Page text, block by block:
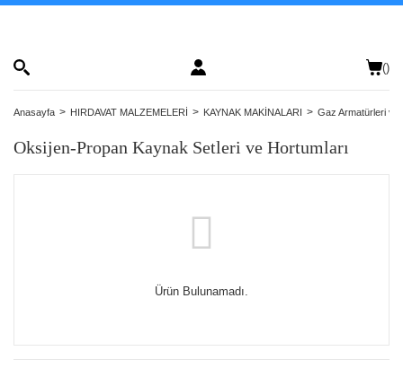
()
Anasayfa HIRDAVAT MALZEMELERİ KAYNAK MAKİNALARI Gaz Armatürleri ve
Oksijen-Propan Kaynak Setleri ve Hortumları
Ürün Bulunamadı.